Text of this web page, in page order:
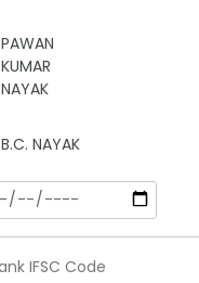
PAWAN
KUMAR
NAYAK
B.C. NAYAK